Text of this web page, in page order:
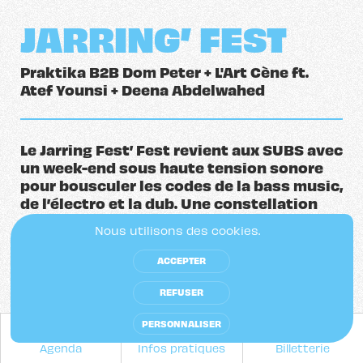
Agenda Infos pratiques Billetterie
JARRING’ FEST
Praktika B2B Dom Peter + L'Art Cène ft.
Atef Younsi + Deena Abdelwahed
Le Jarring Fest’ Fest revient aux SUBS avec
un week-end sous haute tension sonore
pour bousculer les codes de la bass music,
de l’électro et la dub. Une constellation
d’artistes engagés, explorateurs de sons
libres et sans concession vous donnent
rendez-vous pour des concerts mais aussi
des sessions sieste & yoga en musique
live et des conférences animées.
Le JarringFest’Fest est de retour avec un
Nous utilisons des cookies.
PERSONNALISER
REFUSER
ACCEPTER